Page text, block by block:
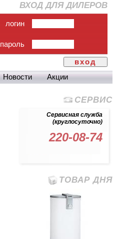
ВХОД ДЛЯ ДИЛЕРОВ
логин
пароль
вход
Новости Акции
СЕРВИС
Сервисная служба
(круглосуточно)
220-08-74
ТОВАР ДНЯ